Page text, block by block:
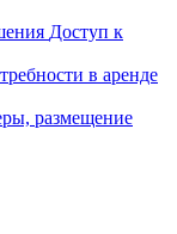
Доступ к
в аренде
размещение